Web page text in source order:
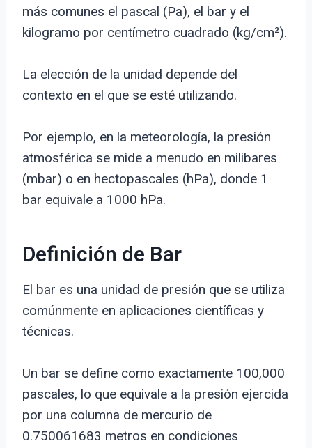
más comunes el pascal (Pa), el bar y el
kilogramo por centímetro cuadrado (kg/cm²).
La elección de la unidad depende del
contexto en el que se esté utilizando.
Por ejemplo, en la meteorología, la presión
atmosférica se mide a menudo en milibares
(mbar) o en hectopascales (hPa), donde 1
bar equivale a 1000 hPa.
Definición de Bar
El bar es una unidad de presión que se utiliza
comúnmente en aplicaciones científicas y
técnicas.
Un bar se define como exactamente 100,000
pascales, lo que equivale a la presión ejercida
por una columna de mercurio de
0.750061683 metros en condiciones